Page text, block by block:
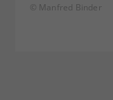
© Manfred Binder